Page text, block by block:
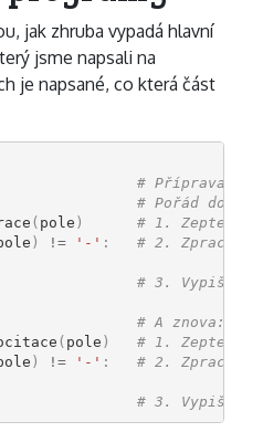
jak zhruba vypadá hlavní
jsme napsali na
je napsané, co která část
# Příprava hry
# Pořád
( pole )
# 1. Zeptej
) != '-' :
# 2. Zpracuj
# 3. Vypiš
# A znova:
( pole )
# 1. Zeptej
) != '-' :
# 2. Zpracuj
# 3. Vypiš